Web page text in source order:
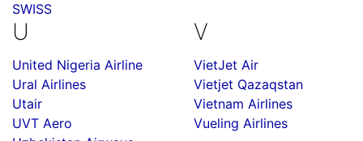
SWISS
U
United Nigeria Airline
Ural Airlines
Utair
UVT Aero
V
VietJet Air
Vietjet Qazaqstan
Vietnam Airlines
Vueling Airlines